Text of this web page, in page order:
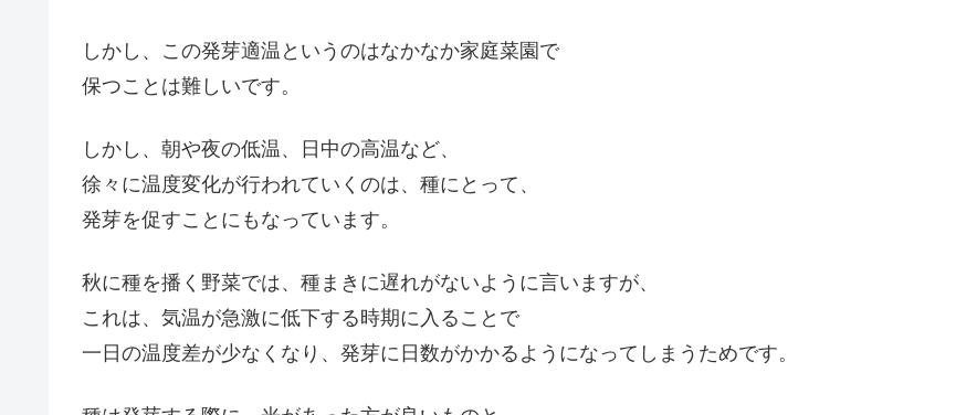
しかし、この発芽適温というのはなかなか家庭菜園で
保つことは難しいです。
しかし、朝や夜の低温、日中の高温など、
徐々に温度変化が行われていくのは、種にとって、
発芽を促すことにもなっています。
秋に種を播く野菜では、種まきに遅れがないように言いますが、
これは、気温が急激に低下する時期に入ることで
一日の温度差が少なくなり、発芽に日数がかかるようになってしまうためです。